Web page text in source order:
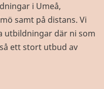
i Umeå,
samt på distans. Vi
utbildningar där ni som
ett stort utbud av